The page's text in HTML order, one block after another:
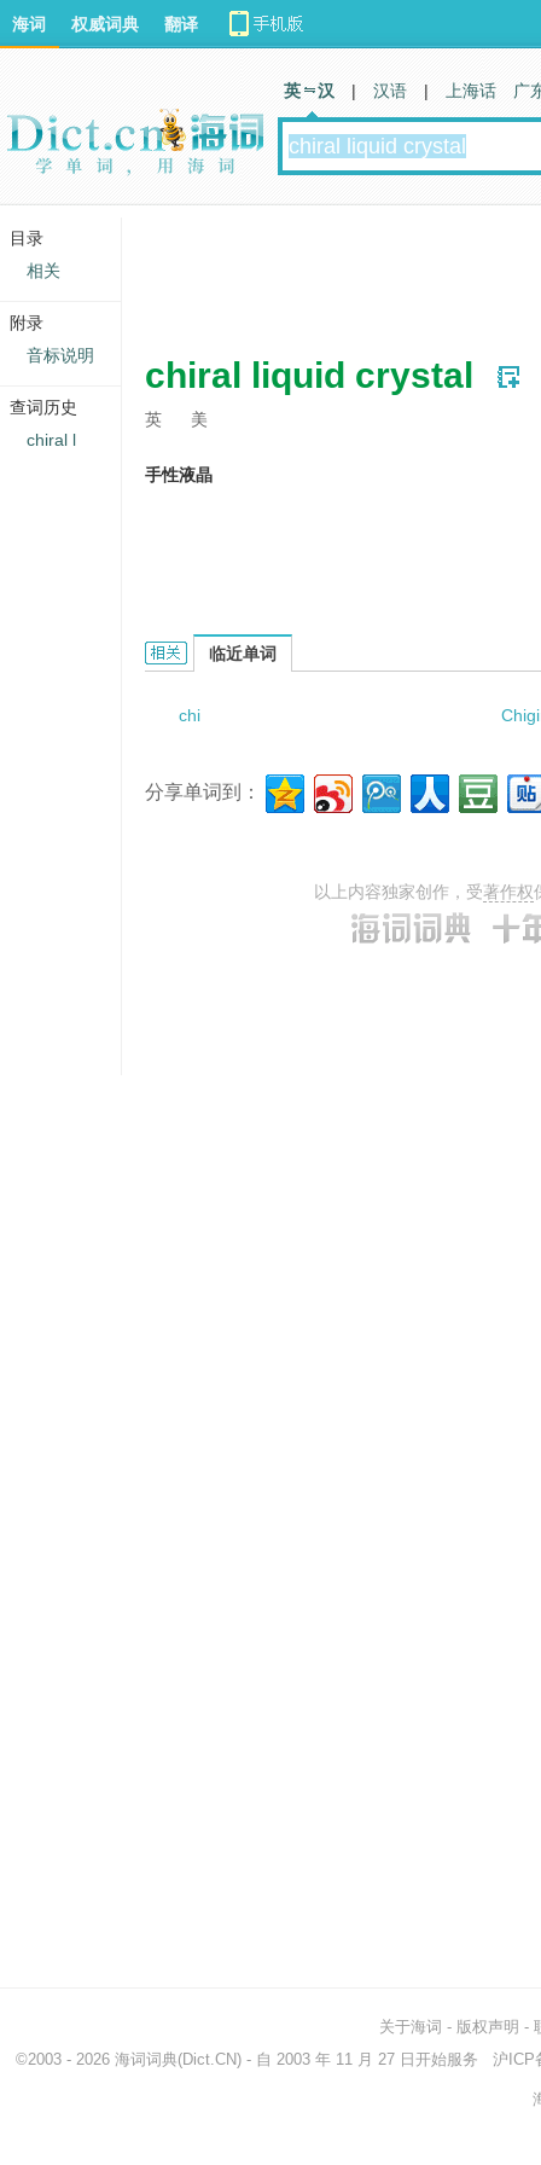
chiral liquid crystal
英 美
手性液晶
chiral liquid crystal的相关资料：
临近单词
chi
分享单词到：
以上内容独家创作，受著作权
海词 权威词典 翻译
英 汉 | 汉语 | 上海话 广
关于海词 - 版权声明 -
©2003 - 2026 海词词典(Dict.CN) - 自 2003 年 11 月 27 日开始服务 沪ICP
目录
相关
附录
音标说明
查词历史
chiral l